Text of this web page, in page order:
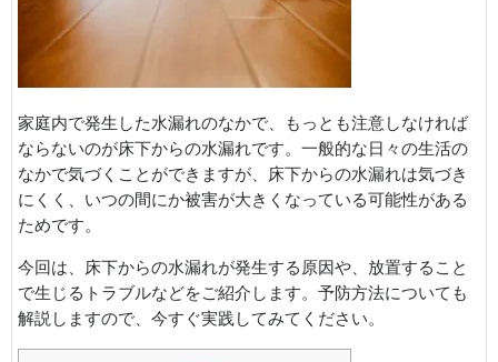
家庭内で発生した水漏れのなかで、もっとも注意しなければ
ならないのが床下からの水漏れです。一般的な日々の生活の
なかで気づくことができますが、床下からの水漏れは気づき
にくく、いつの間にか被害が大きくなっている可能性がある
ためです。
今回は、床下からの水漏れが発生する原因や、放置すること
で生じるトラブルなどをご紹介します。予防方法についても
解説しますので、今すぐ実践してみてください。